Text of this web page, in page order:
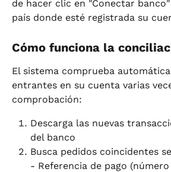
de hacer clic en "Conectar
país donde esté registrada su
Cómo funciona la
El sistema comprueba
entrantes en su cuenta varias
comprobación:
Descarga las nuevas
del banco
Busca pedidos coincidentes
- Referencia de pago